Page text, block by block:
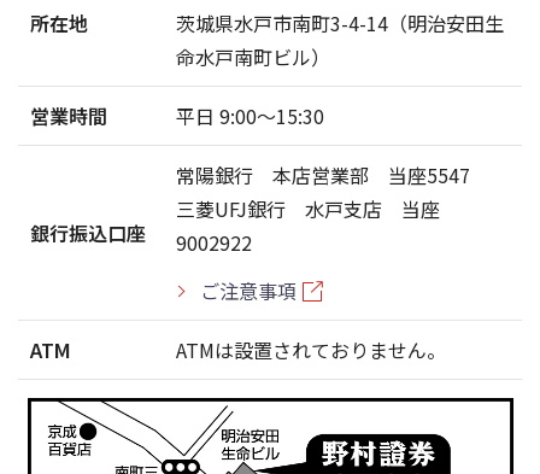
所在地
茨城県水戸市南町3-4-14（明治安田生
命水戸南町ビル）
営業時間 平日 9:00〜15:30
銀行振込口座
常陽銀行 本店営業部 当座5547
三菱UFJ銀行 水戸支店 当座
9002922
ご注意事項
ATM ATMは設置されておりません。